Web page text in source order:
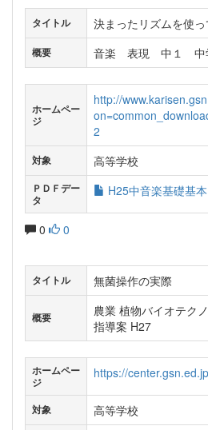
タイトル 決まったリズムを使
概要 音楽 表現 中１ 中
ホームペー
ジ
http://
2
対象 高等学校
ＰＤＦデー
タ
H25中音楽基礎基
0 0
タイトル 無菌操作の実際
概要
農業 植物バイオテク
指導案 H27
ホームペー
ジ
https://
対象 高等学校